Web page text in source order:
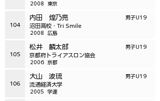
東京
2008
104
内田 煌乃亮
沼田高校・Tri Smile
男子U19
広島
2008
105
松井 麟太郎
京都府トライアスロン協会
男子U19
京都
2006
106
大山 波琉
流通経済大学
男子U19
学連
2005